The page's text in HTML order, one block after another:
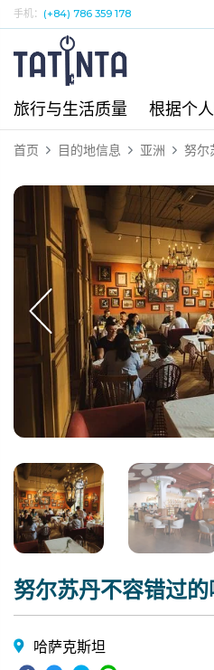
手机： (+84) 786 359 178
旅行与生活质量 根据个
首页 目的地信息 亚洲 努尔
努尔苏丹不容错过
哈萨克斯坦